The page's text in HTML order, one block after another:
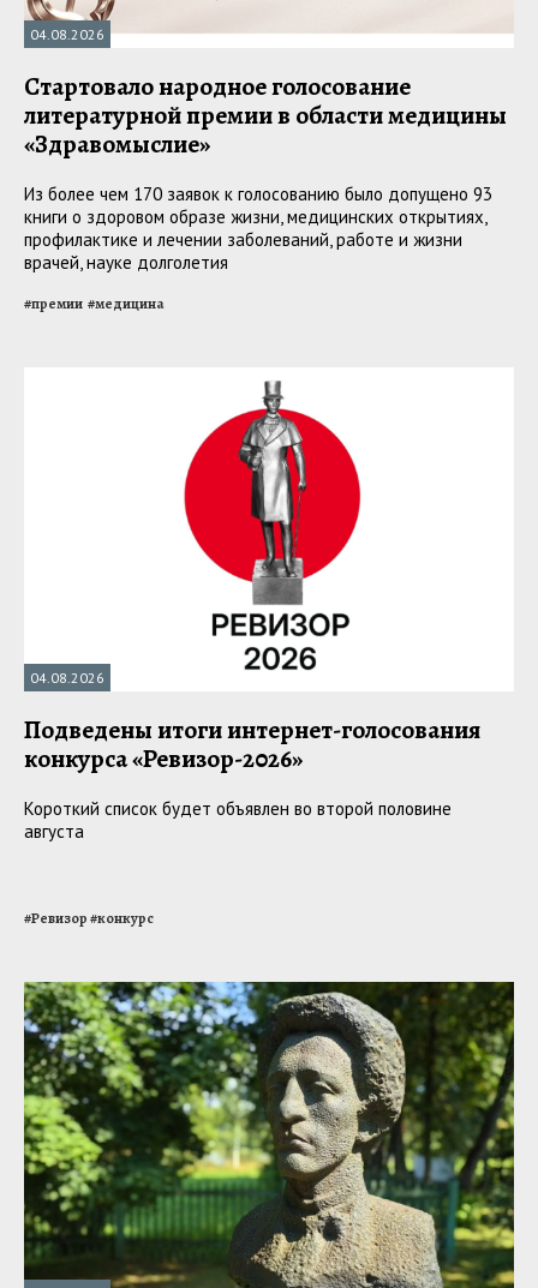
04.08.2026
Стартовало народное голосование
литературной премии в области медицины
«Здравомыслие»
Из более чем 170 заявок к голосованию было допущено 93
книги о здоровом образе жизни, медицинских открытиях,
профилактике и лечении заболеваний, работе и жизни
врачей, науке долголетия
#премии #медицина
04.08.2026
Подведены итоги интернет-голосования
конкурса «Ревизор-2026»
Короткий список будет объявлен во второй половине
августа
#Ревизор#конкурс